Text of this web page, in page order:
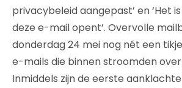
privacybeleid aangepast’ en ‘Het
deze e-mail opent’. Overvolle
donderdag 24 mei nog nét een
e-mails die binnen stroomden
Inmiddels zijn de eerste